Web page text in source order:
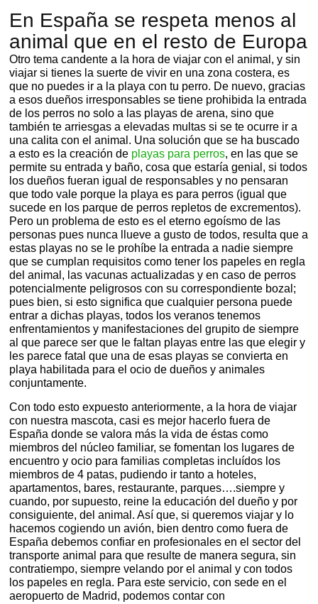
En España se respeta menos al
animal que en el resto de Europa
Otro tema candente a la hora de viajar con el animal, y sin
viajar si tienes la suerte de vivir en una zona costera, es
que no puedes ir a la playa con tu perro. De nuevo, gracias
a esos dueños irresponsables se tiene prohibida la entrada
de los perros no solo a las playas de arena, sino que
también te arriesgas a elevadas multas si se te ocurre ir a
una calita con el animal. Una solución que se ha buscado
a esto es la creación de playas para perros, en las que se
permite su entrada y baño, cosa que estaría genial, si todos
los dueños fueran igual de responsables y no pensaran
que todo vale porque la playa es para perros (igual que
sucede en los parque de perros repletos de excrementos).
Pero un problema de esto es el eterno egoísmo de las
personas pues nunca llueve a gusto de todos, resulta que a
estas playas no se le prohíbe la entrada a nadie siempre
que se cumplan requisitos como tener los papeles en regla
del animal, las vacunas actualizadas y en caso de perros
potencialmente peligrosos con su correspondiente bozal;
pues bien, si esto significa que cualquier persona puede
entrar a dichas playas, todos los veranos tenemos
enfrentamientos y manifestaciones del grupito de siempre
al que parece ser que le faltan playas entre las que elegir y
les parece fatal que una de esas playas se convierta en
playa habilitada para el ocio de dueños y animales
conjuntamente.
Con todo esto expuesto anteriormente, a la hora de viajar
con nuestra mascota, casi es mejor hacerlo fuera de
España donde se valora más la vida de éstas como
miembros del núcleo familiar, se fomentan los lugares de
encuentro y ocio para familias completas incluídos los
miembros de 4 patas, pudiendo ir tanto a hoteles,
apartamentos, bares, restaurante, parques….siempre y
cuando, por supuesto, reine la educación del dueño y por
consiguiente, del animal. Así que, si queremos viajar y lo
hacemos cogiendo un avión, bien dentro como fuera de
España debemos confiar en profesionales en el sector del
transporte animal para que resulte de manera segura, sin
contratiempo, siempre velando por el animal y con todos
los papeles en regla. Para este servicio, con sede en el
aeropuerto de Madrid, podemos contar con